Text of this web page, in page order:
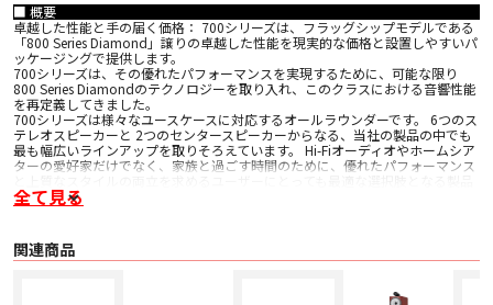
■ 概要
卓越した性能と手の届く価格： 700シリーズは、フラッグシップモデルである
「800 Series Diamond」譲りの卓越した性能を現実的な価格と設置しやすいパ
ッケージングで提供します。
700シリーズは、その優れたパフォーマンスを実現するために、可能な限り
800 Series Diamondのテクノロジーを取り入れ、このクラスにおける音響性能
を再定義してきました。
700シリーズは様々なユースケースに対応するオールラウンダーです。 6つのス
テレオスピーカーと 2つのセンタースピーカーからなる、当社の製品の中でも
最も幅広いラインアップを取りそろえています。 Hi-Fiオーディオやホームシア
ターの愛好家だけでなく、家族と過ごす時間のために、優れたパフォーマンス
です。
• カーブしたフロントバッフル
• ポッドに収められ、バッフルから突き出たドライバー
全て見る
関連商品